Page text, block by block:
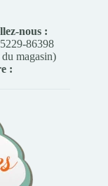
nous :
86398
magasin)
: